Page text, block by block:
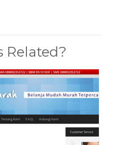
Related?